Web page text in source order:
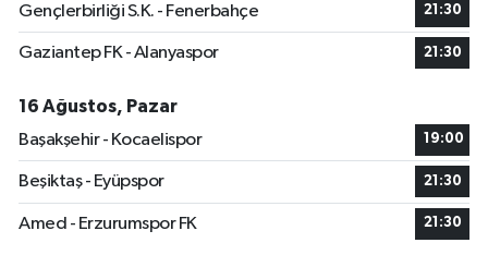
Gençlerbirliği S.K. - Fenerbahçe 21:30
Gaziantep FK - Alanyaspor 21:30
16 Ağustos, Pazar
Başakşehir - Kocaelispor
19:00
Beşiktaş - Eyüpspor 21:30
Amed - Erzurumspor FK 21:30